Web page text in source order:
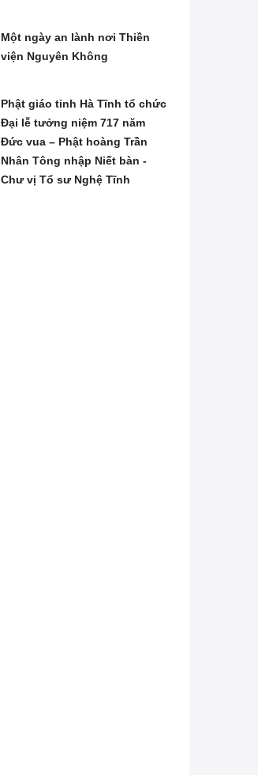
Một ngày an lành nơi Thiền
viện Nguyên Không
Phật giáo tỉnh Hà Tĩnh tổ chức
Đại lễ tưởng niệm 717 năm
Đức vua – Phật hoàng Trần
Nhân Tông nhập Niết bàn -
Chư vị Tổ sư Nghệ Tĩnh